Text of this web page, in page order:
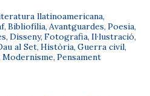
llatinoamericana,
, Bibliofília, Avantguardes, Poesia,
, Disseny, Fotografia, Il·lustració,
al Set, Història, Guerra civil,
Modernisme, Pensament